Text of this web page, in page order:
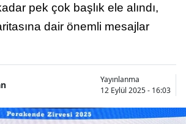
pek çok başlık ele alındı,
dair önemli mesajlar
Yayınlanma
12 Eylül 2025 - 16:03